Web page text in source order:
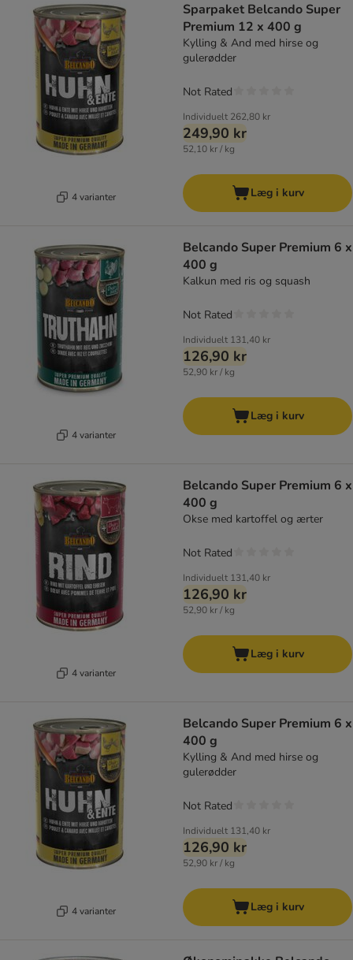
4 varianter
Sparpaket Belcando Super
Premium 12 x 400 g
Kylling & And med hirse og
gulerødder
Individuelt 262,80 kr
249,90 kr
52,10 kr / kg
Not Rated
Læg i kurv
4 varianter
Belcando Super Premium 6 x
400 g
Kalkun med ris og squash
Individuelt 131,40 kr
126,90 kr
52,90 kr / kg
Not Rated
Læg i kurv
4 varianter
Belcando Super Premium 6 x
400 g
Okse med kartoffel og ærter
Individuelt 131,40 kr
126,90 kr
52,90 kr / kg
Not Rated
Læg i kurv
4 varianter
Belcando Super Premium 6 x
400 g
Kylling & And med hirse og
gulerødder
Individuelt 131,40 kr
126,90 kr
52,90 kr / kg
Not Rated
Læg i kurv